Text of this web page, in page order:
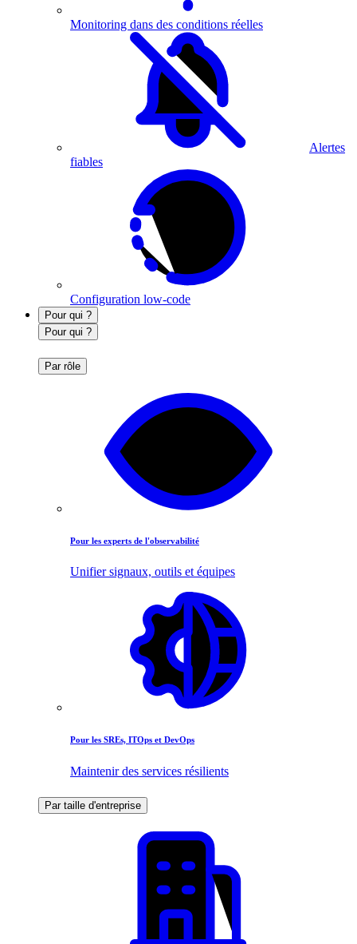
Monitoring dans des conditions réelles
Alertes
fiables
Configuration low-code
Pour qui ?
Pour qui ?
Par rôle
Pour les experts de l'observabilité
Unifier signaux, outils et équipes
Pour les SREs, ITOps et DevOps
Maintenir des services résilients
Par taille d'entreprise